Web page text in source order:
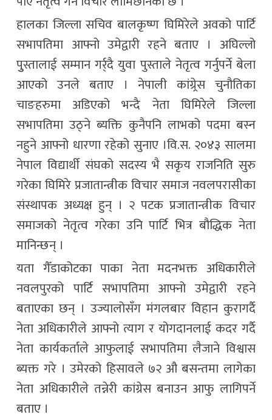
हालका जिल्ला सचिव बालकृष्ण घिमिरेले अवको पार्टि
सभापतिमा आफ्नो उमेद्वारी रहने बताए । अघिल्लो
पुुस्तालाई सम्मान गर्र्दै युवा पुस्ताले नेतृत्व गर्नुपर्ने बेला
आएको उनले बताए । नेपाली कांग्र्रेस चुनौतिका
चाङहरुमा अडिएको भन्दै नेता घिमिरेले जिल्ला
सभापतिमा उठ्ने ब्यक्ति कुनैपनि लाभको पदमा बस्न
नहुने आफ्नो धारणा रहेको सुनाए ।वि.स. २०४३ सालमा
नेपाल विद्यार्थी संघको सदस्य भै सकृय राजनिति सुरु
गरेका घिमिरे प्रजातान्त्रीक विचार समाज नवलपरासीका
संस्थापक अध्यक्ष हुन् । २ पटक प्रजातान्त्रीक विचार
समाजको नेतृत्व गरेका उनि पार्टि भित्र बौद्धिक नेता
मानिन्छन् ।
यता गैँडाकोटका पाका नेता मदनभक्त अधिकारीले
नवलपुरको पार्टि सभापतिमा आफ्नो उमेद्वारी रहने
बताएका छन् । उज्यालोसँग मंगलबार विहान कुरागर्दै
नेता अधिकारीले आफ्नो त्याग र योगदानलाई कदर गर्दै
नेता कार्यकर्ताले आफुलाई सभापतिमा लैजाने विश्वास
ब्यक्त गरे । उमेरको हिसावले ७२ औ बसन्तमा लागेका
नेता अधिकारीले तन्नेरी कांग्रेस बनाउन आफु लागिपर्ने
बताए ।